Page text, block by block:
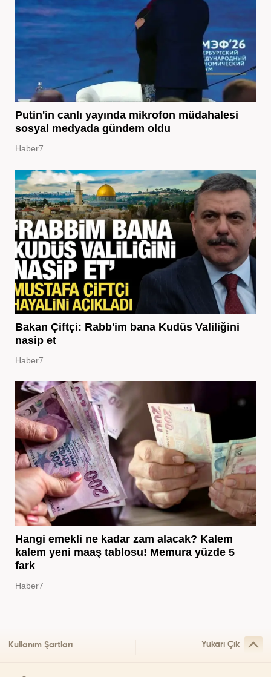
Putin'in canlı yayında mikrofon müdahalesi
sosyal medyada gündem oldu
Haber7
Bakan Çiftçi: Rabb'im bana Kudüs Valiliğini
nasip et
Haber7
Hangi emekli ne kadar zam alacak? Kalem
kalem yeni maaş tablosu! Memura yüzde 5
fark
Haber7
Kullanım Şartları Yukarı Çık